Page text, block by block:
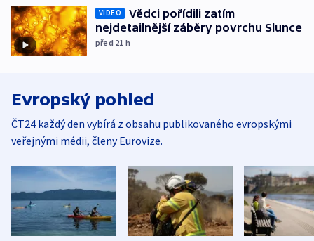
VIDEO
Vědci pořídili zatím
nejdetailnější záběry povrchu Slunce
před 21 h
Evropský pohled
ČT24 každý den vybírá z obsahu publikovaného evropskými
veřejnými médii, členy Eurovize.